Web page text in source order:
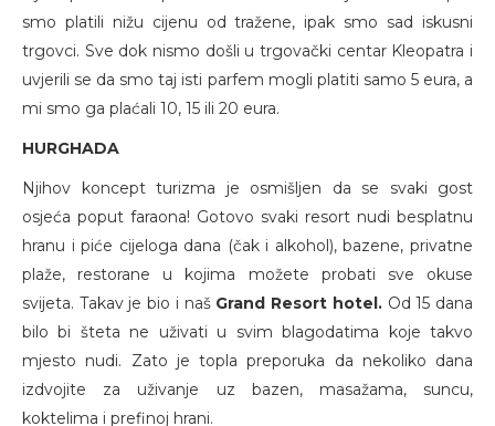
smo platili nižu cijenu od tražene, ipak smo sad iskusni
trgovci. Sve dok nismo došli u trgovački centar Kleopatra i
uvjerili se da smo taj isti parfem mogli platiti samo 5 eura, a
mi smo ga plaćali 10, 15 ili 20 eura.
HURGHADA
Njihov koncept turizma je osmišljen da se svaki gost
osjeća poput faraona! Gotovo svaki resort nudi besplatnu
hranu i piće cijeloga dana (čak i alkohol), bazene, privatne
plaže, restorane u kojima možete probati sve okuse
svijeta. Takav je bio i naš Grand Resort hotel.Od 15 dana
bilo bi šteta ne uživati u svim blagodatima koje takvo
mjesto nudi. Zato je topla preporuka da nekoliko dana
izdvojite za uživanje uz bazen, masažama, suncu,
koktelima i prefinoj hrani.